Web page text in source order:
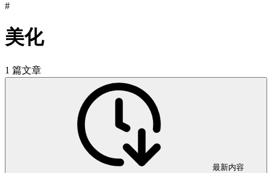
#
美化
1 篇文章
最新内容